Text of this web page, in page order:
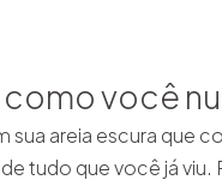
como você
sua areia escura que
tudo que você já viu.